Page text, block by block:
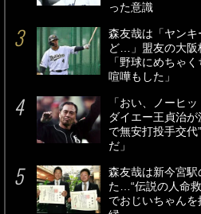
った意識
森友哉は「ヤン
ど…」盟友の大阪
「野球にめちゃ
喧嘩もした」
「おい、ノーヒ
ダイエー王貞治
で無安打投手交
だ」
森友哉は新今宮駅
た…“伝説の人命
でおじいちゃん